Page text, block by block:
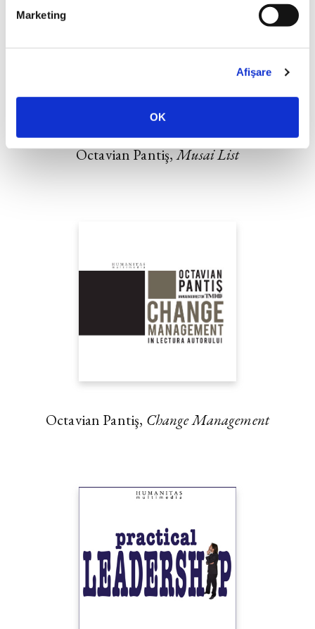
Marketing
Afişare
OK
Octavian Pantiş,Musai List
Octavian Pantiş, Change Management